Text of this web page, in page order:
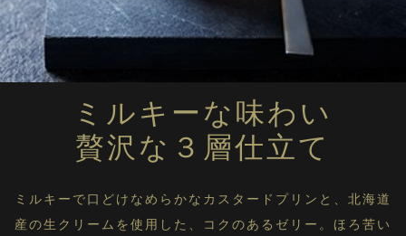
京のお濃茶チーズケーキ
北海道根釧チーズケーキ
コーヒーミルクプリン （キリマンジャロ）
モロゾフ エクラに戻る
ミルキーな味わい
贅沢な３層仕立て
ミルキーで口どけなめらかなカスタードプリンと、北海道
産の生クリームを使用した、コクのあるゼリー。ほろ苦い